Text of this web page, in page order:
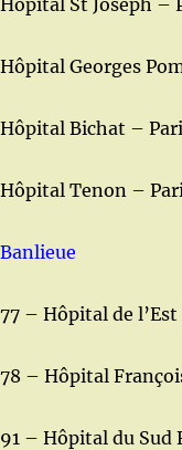
Hôpital St Joseph –
Hôpital Georges
Hôpital Bichat –
Hôpital Tenon –
Banlieue
77 – Hôpital de
78 – Hôpital
91 – Hôpital du